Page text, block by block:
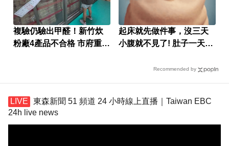
複驗仍驗出甲醛！新竹炊
粉廠4產品不合格 市府重罰
起床就先做件事，沒三天
小腹就不見了! 肚子一天天
Recommended by
東森新聞 51 頻道 24 小時線上直播｜Taiwan EBC
24h live news